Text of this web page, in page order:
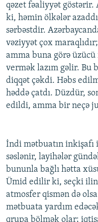
qəzet fəaliyyət göstərir.
ki, həmin ölkələr
sərbəstdir.
vəziyyət çox
amma buna görə
vermək lazım gəlir. Bu
diqqət çəkdi. Həbs
həddə çatdı. Düzdür,
edildi, amma bir neçə
İndi mətbuatın
səslənir, layihələr
bununla bağlı hətta
Ümid edilir ki, seçki
atmosfer qismən də
mətbuata yardım
qrupa bölmək olar;